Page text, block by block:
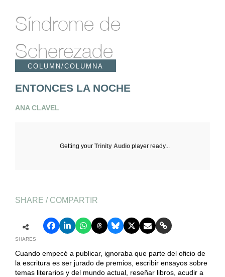
Síndrome de
Scherezade
COLUMN/COLUMNA
ENTONCES LA NOCHE
ANA CLAVEL
Getting yourTrinity Audio player ready...
SHARE / COMPARTIR
SHARES
Cuando empecé a publicar, ignoraba que parte del oficio de
la escritura es ser jurado de premios, escribir ensayos sobre
temas literarios y del mundo actual, reseñar libros, acudir a